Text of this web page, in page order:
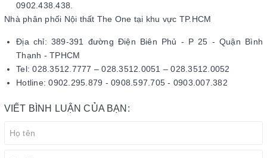
0902.438.438.
Nhà phân phối Nội thất The One tại khu vực TP.HCM
Địa chỉ: 389-391 đường Điện Biên Phủ - P 25 - Quận Bình
Thạnh - TPHCM
Tel: 028.3512.7777 – 028.3512.0051 – 028.3512.0052
Hotline: 0902.295.879 - 0908.597.705 - 0903.007.382
VIẾT BÌNH LUẬN CỦA BẠN: